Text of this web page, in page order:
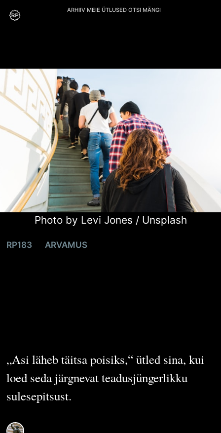
ARHIIV MEIE ÜTLUSED OTSI MÄNGI
Photo by Levi Jones / Unsplash
RP183 ARVAMUS
„Asi läheb täitsa poisiks,“ ütled sina, kui
loed seda järgnevat teadusjüngerlikku
sulesepitsust.